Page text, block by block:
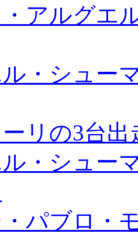
・アルグエ
ル・シュー
ーリの3台
ル・シュー
・パブロ・